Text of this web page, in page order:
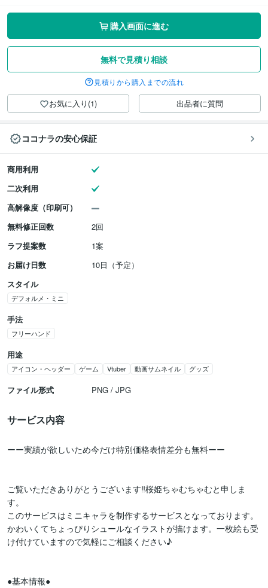
購入画面に進む
無料で見積り相談
見積りから購入までの流れ
お気に入り(1) 出品者に質問
ココナラの安心保証
商用利用
二次利用
高解像度（印刷可）
無料修正回数
2回
ラフ提案数
1案
お届け日数
10日（予定）
スタイル
デフォルメ・ミニ
手法
フリーハンド
用途
アイコン・ヘッダー ゲーム Vtuber 動画サムネイル グッズ
ファイル形式 PNG / JPG
サービス内容
ーー実績が欲しいため今だけ特別価格表情差分も無料ーー
ご覧いただきありがとうございます‼︎桜姫ちゃむちゃむと申しま
す。
このサービスはミニキャラを制作するサービスとなっております。
かわいくてちょっぴりシュールなイラストが描けます。一枚絵も受
け付けていますので気軽にご相談ください♪
●基本情報●